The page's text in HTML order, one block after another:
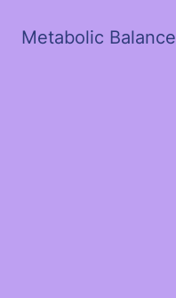
Metabolic Balance